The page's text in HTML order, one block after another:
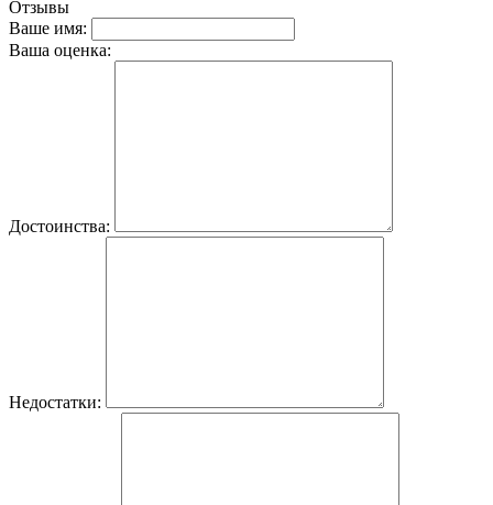
Отзывы
Ваше имя:
Ваша оценка:
Достоинства:
Недостатки: